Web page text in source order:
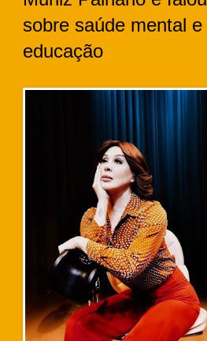
sobre saúde mental e
educação